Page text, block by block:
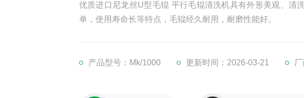
优质进口尼龙丝U型毛辊 平行毛辊清洗机具有外形美观、清
单，使用寿命长等特点，毛辊经久耐用，耐磨性能好。
产品型号：Mk/1000 更新时间：2026-03-21